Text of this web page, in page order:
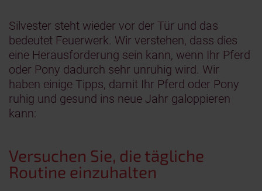
Silvester steht wieder vor der Tür und das
bedeutet Feuerwerk. Wir verstehen, dass dies
eine Herausforderung sein kann, wenn Ihr Pferd
oder Pony dadurch sehr unruhig wird. Wir
haben einige Tipps, damit Ihr Pferd oder Pony
ruhig und gesund ins neue Jahr galoppieren
kann:
Versuchen Sie, die tägliche
Routine einzuhalten